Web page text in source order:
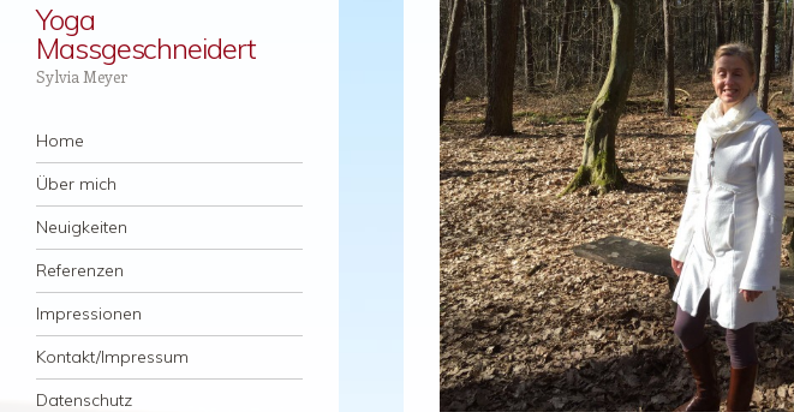
Yoga
Massgeschneidert
Sylvia Meyer
Menü
Zum Inhalt springen
Home
Über mich
Neuigkeiten
Referenzen
Impressionen
Kontakt/Impressum
Datenschutz